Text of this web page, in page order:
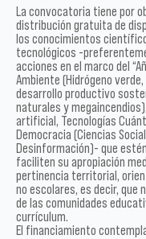
La convocatoria tiene por
distribución gratuita de
los conocimientos
tecnológicos -
acciones en el marco del
Ambiente (Hidrógeno
desarrollo productivo
naturales y
artificial, Tecnologías
Democracia (Ciencias
Desinformación)- que
faciliten su apropiación
pertinencia territorial,
no escolares, es decir, que
de las comunidades
currículum.
El financiamiento